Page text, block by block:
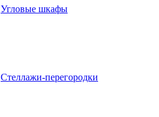
Угловые шкафы
Стеллажи-перегородки